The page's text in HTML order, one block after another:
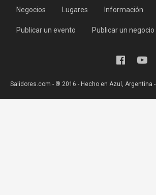
Negocios Lugares Información
Publicar un evento Publicar un negocio
Salidores.com - ® 2016 - Hecho en Azul, Argentina -